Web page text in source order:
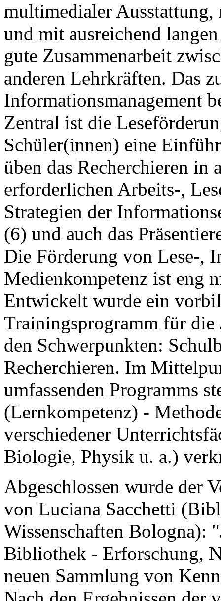
multimedialer Ausstattung,
und mit ausreichend
gute Zusammenarbeit
anderen Lehrkräften. Das
Informationsmanagement
Zentral ist die
Schüler(innen) eine
üben das Recherchieren
erforderlichen Arbeits-,
Strategien der
(6) und auch das
Die Förderung von Lese-,
Medienkompetenz ist eng
Entwickelt wurde ein
Trainingsprogramm für die
den Schwerpunkten:
Recherchieren. Im
umfassenden Programms
(Lernkompetenz) -
verschiedener
Biologie, Physik u. a.)
Abgeschlossen wurde der
von Luciana Sacchetti
Wissenschaften Bologna):
Bibliothek - Erforschung,
neuen Sammlung von